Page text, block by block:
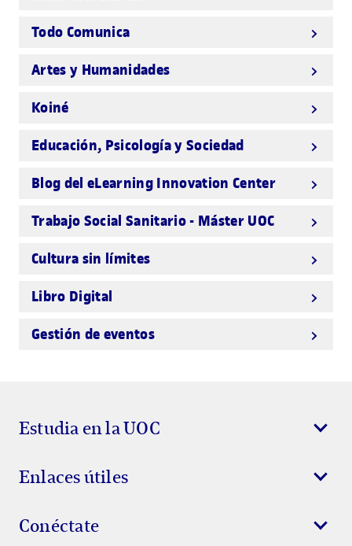
Todo Comunica
Artes y Humanidades
Koiné
Educación, Psicología y Sociedad
Blog del eLearning Innovation Center
Trabajo Social Sanitario - Máster UOC
Cultura sin límites
Libro Digital
Gestión de eventos
Estudia en la UOC
Enlaces útiles
Conéctate